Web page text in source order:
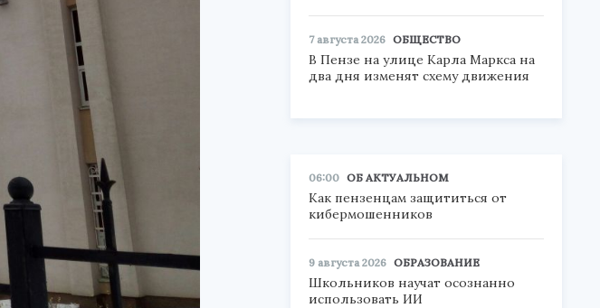
7 августа 2026 ОБЩЕСТВО
В Пензе на улице Карла Маркса на
два дня изменят схему движения
06:00 ОБ АКТУАЛЬНОМ
Как пензенцам защититься от
кибермошенников
9 августа 2026 ОБРАЗОВАНИЕ
Школьников научат осознанно
использовать ИИ